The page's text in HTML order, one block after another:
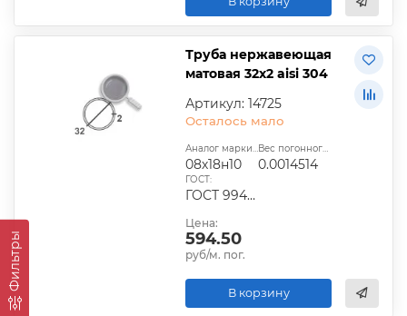
Фильтры
Труба нержавеющая
матовая 32х2 aisi 304
Артикул: 14725
Осталось мало
Аналог марки стали:
08х18н10
Вес погонного метра, т.:
0.0014514
ГОСТ:
ГОСТ 9940-81
Цена:
594.50
руб/м. пог.
В корзину